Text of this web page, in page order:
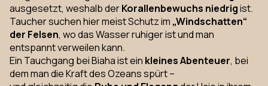
ausgesetzt, weshalb derKorallenbewuchs niedrigist.
Taucher suchen hier meist Schutz im „Windschatten“
der Felsen, wo das Wasser ruhiger ist und man
entspannt verweilen kann.
Ein Tauchgang bei Biaha ist ein kleines Abenteuer, bei
dem man die Kraft des Ozeans spürt –